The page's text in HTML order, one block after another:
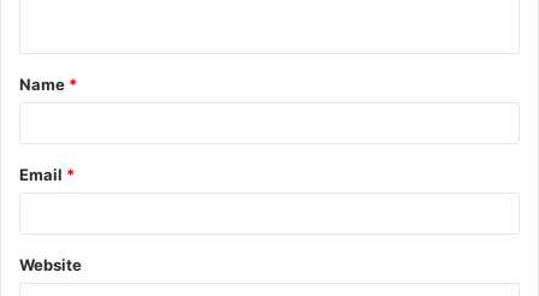
Name *
Email *
Website